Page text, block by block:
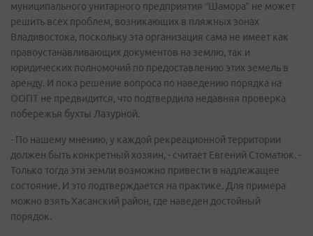
муниципального унитарного предприятия “Шамора” не может
решить всех проблем, возникающих в пляжных зонах
Владивостока, поскольку эта организация сама не имеет как
правоустанавливающих документов на землю, так и
юридических полномочий по предоставлению этих земель в
аренду. И пока решение вопроса по наведению порядка на
ООПТ не предвидится, что подтвердила недавняя проверка
побережья бухты Лазурной.
- По нашему мнению, у каждой рекреационной территории
должен быть конкретный хозяин, - считает Евгений Стоматюк. -
Только тогда эти земли возможно привести в надлежащее
состояние. И это подтверждается на практике. Для примера
можно взять Хасанский район, где наведен достойный
порядок.